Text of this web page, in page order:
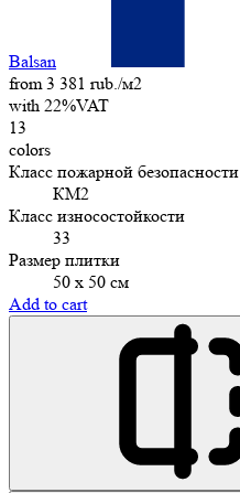
Balsan
from 3 381 rub./м2
with 22%VAT
13
colors
Класс пожарной безопасности
КМ2
Класс износостойкости
33
Размер плитки
50 х 50 см
Add to cart